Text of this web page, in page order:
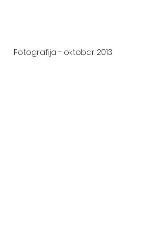
Fotografija - oktobar 2013